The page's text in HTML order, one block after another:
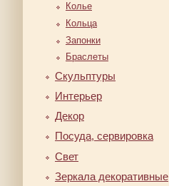
Колье
Кольца
Запонки
Браслеты
Скульптуры
Интерьер
Декор
Посуда, сервировка
Свет
Зеркала декоративные